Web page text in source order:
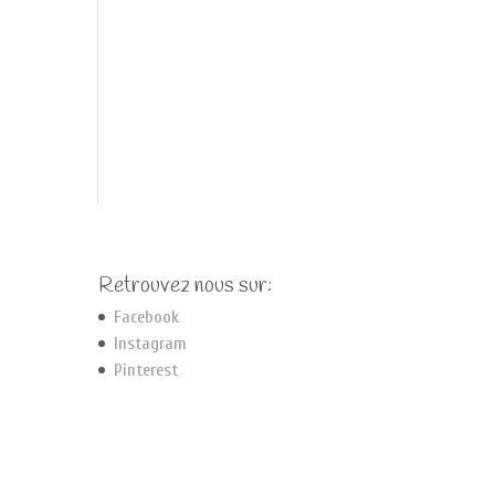
Retrouvez nous sur:
Facebook
Instagram
Pinterest